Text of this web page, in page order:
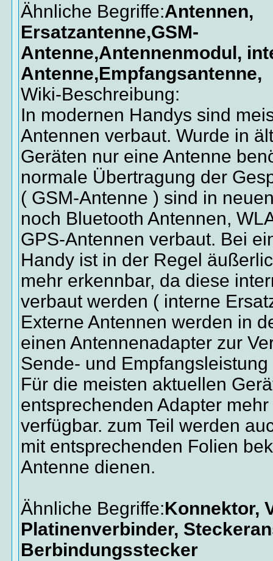
Ähnliche Begriffe:Antennen,
Ersatzantenne,GSM-
Antenne,Antennenmodul,
Antenne,Empfangsantenne,
Wiki-Beschreibung:
In modernen Handys sind
Antennen verbaut. Wurde in
Geräten nur eine Antenne
normale Übertragung der
( GSM-Antenne ) sind in
noch Bluetooth Antennen,
GPS-Antennen verbaut. Bei
Handy ist in der Regel
mehr erkennbar, da diese
verbaut werden ( interne
Externe Antennen werden in
einen Antennenadapter zur
Sende- und
Für die meisten aktuellen
entsprechenden Adapter
verfügbar. zum Teil werden
mit entsprechenden Folien
Antenne dienen.
Ähnliche Begriffe:Konnektor,
Platinenverbinder,
Berbindungsstecker